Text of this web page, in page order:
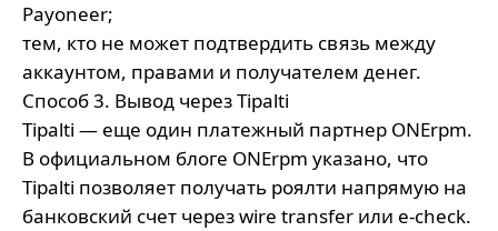
Payoneer;
тем, кто не может подтвердить связь между
аккаунтом, правами и получателем денег.
Способ 3. Вывод через Tipalti
Tipalti — еще один платежный партнер ONErpm.
В официальном блоге ONErpm указано, что
Tipalti позволяет получать роялти напрямую на
банковский счет через wire transfer или e-check.